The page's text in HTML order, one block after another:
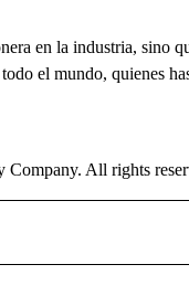
en la industria, sino
el mundo, quienes
All rights
RECEIVE NOTIFICATIONS